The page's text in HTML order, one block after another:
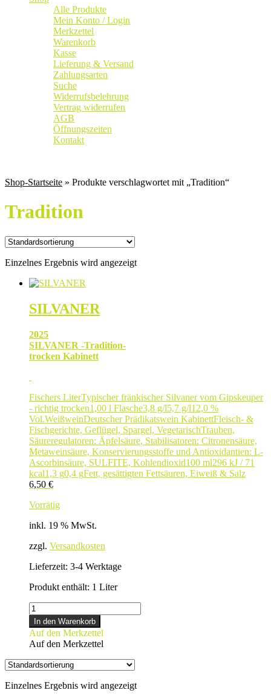
Alle Produkte
Mein Konto / Login
Merkzettel
Warenkorb
Kasse
Lieferung & Versand
Zahlungsarten
Suche
Widerrufsbelehrung
Vertrag widerrufen
AGB
Öffnungszeiten
Kontakt
Shop-Startseite » Produkte verschlagwortet mit „Tradition“
Tradition
Einzelnes Ergebnis wird angezeigt
SILVANER
2025
SILVANER -Tradition-
trocken Kabinett
Fischers LiterTypischer fränkischer Silvaner vom Gipskeuper
- richtig trocken1,00 l Flasche3,8 g/l5,7 g/l12,0 %
Vol.WeißweinDeutscher Prädikatswein KabinettFleisch- &
Fischgerichte, Geflügel, Spargel, VegetarischTrauben,
Säureregulatoren: Äpfelsäure, Stabilisatoren: Citronensäure,
Metaweinsäure, Konservierungsstoffe und Antioxidantien: L-
Ascorbinsäure, SULFITE, Kohlendioxid100 ml296 kJ / 71
kcal1,3 g0,4 gFett, gesättigten Fettsäuren, Eiweiß & Salz
6,50 €
Vorrätig
inkl. 19 % MwSt.
zzgl. Versandkosten
Lieferzeit: 3-4 Werktage
Produkt enthält: 1 Liter
SILVANER
Menge
In den Warenkorb
Auf den Merkzettel
Auf den Merkzettel
Einzelnes Ergebnis wird angezeigt